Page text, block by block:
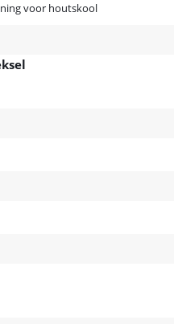
voor houtskool